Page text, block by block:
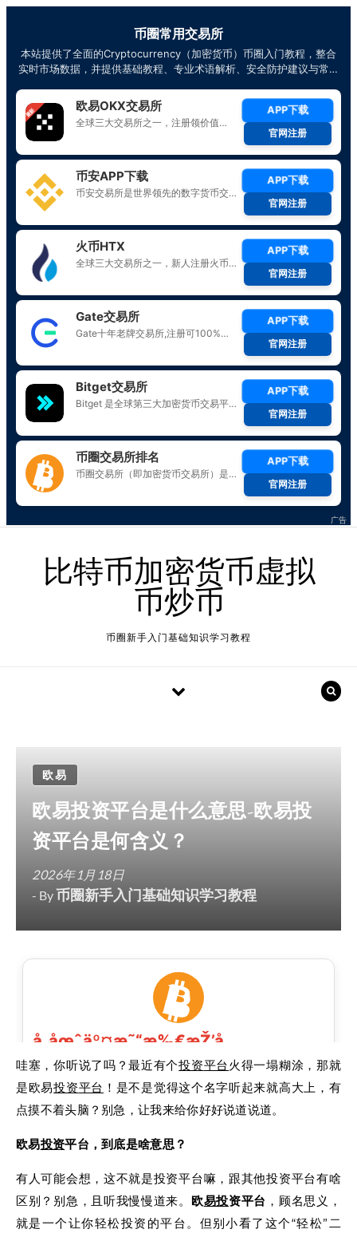
比特币加密货币虚拟
币炒币
币圈新手入门基础知识学习教程
欧易
欧易投资平台是什么意思-欧易投
资平台是何含义？
2026年1月18日
- By币圈新手入门基础知识学习教程
哇塞，你听说了吗？最近有个投资平台火得一塌糊涂，那就
是欧易投资平台 ！是不是觉得这个名字听起来就高大上，有
点摸不着头脑？别急，让我来给你好好说道说道。
欧易投资平台，到底是啥意思？
有人可能会想，这不就是投资平台嘛，跟其他投资平台有啥
区别？别急，且听我慢慢道来。 欧易投资平台 ，顾名思义，
就是一个让你轻松投资的平台。但别小看了这个“轻松”二